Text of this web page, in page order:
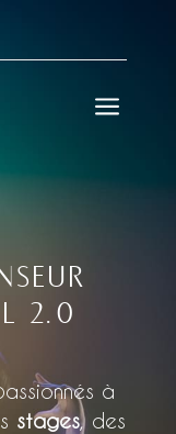
a
2.0
à
stages, des